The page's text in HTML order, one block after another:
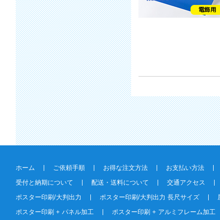
ホーム ご依頼手順 お得な注文方法
お支払い方法
受付と納期について
配送・送料について
交通アクセス
ポスター印刷/大判出力
ポスター印刷/大判出力 長尺サイズ
ポスター印刷 + パネル加工
ポスター印刷 + アルミフレーム加工